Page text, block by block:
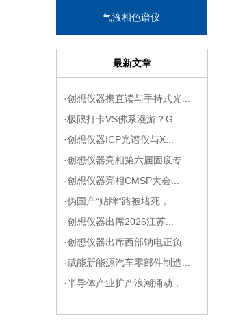
气液相色谱仪
最新文章
·创想仪器携直读与手持式光...
·极限打卡VS佛系漫游？G...
·创想仪器ICP光谱仪与X...
·创想仪器亮相第六届固废专...
·创想仪器亮相CMSP大会...
·伪国产“贴牌”路被堵死，...
·创想仪器出席2026江苏...
·创想仪器出席西部钠电正负...
·赋能新能源汽车零部件制造...
·半导体产业扩产浪潮涌动，...